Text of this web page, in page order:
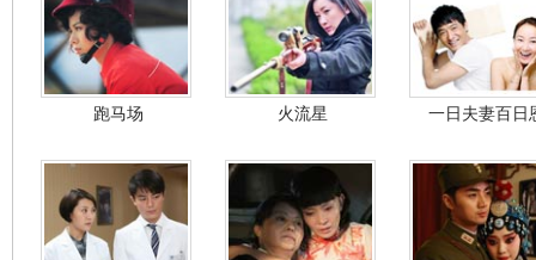
跑马场 火流星 一日夫妻百日